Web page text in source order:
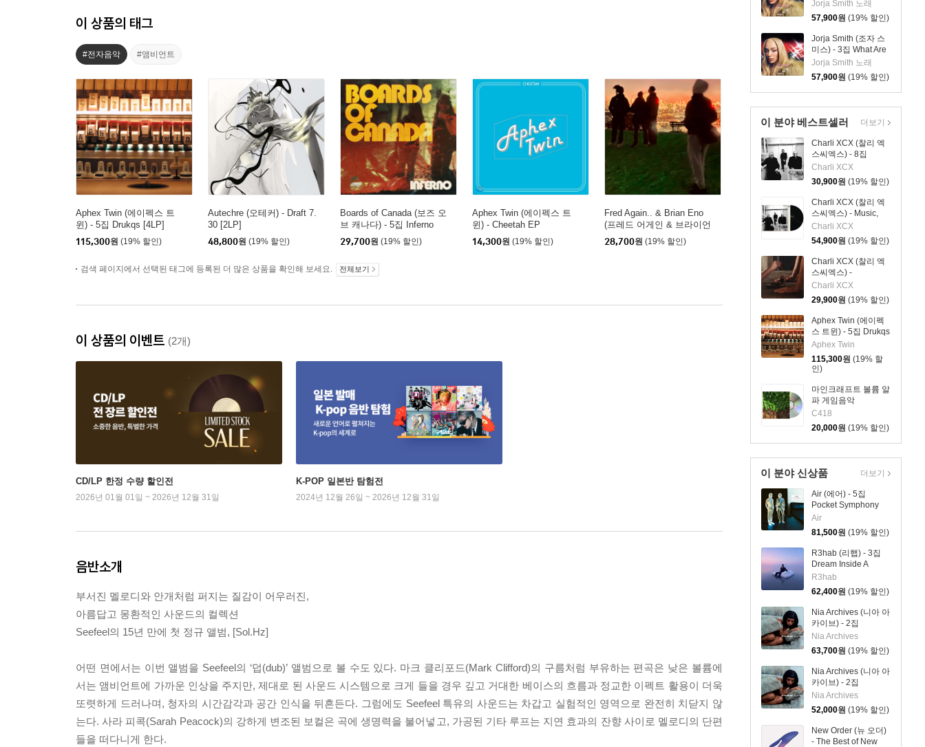
지 컬러 LP]
Jorja Smith 노래
57,900원 (19% 할인)
Jorja Smith (조자 스
미스) - 3집 What Are
The Odds [심플 바이
올렛 컬러 LP]
Jorja Smith 노래
57,900원 (19% 할인)
이 분야 베스트셀러
Charli XCX (찰리 엑
스씨엑스) - 8집
Music, Fashion, Film
Charli XCX
30,900원 (19% 할인)
Charli XCX (찰리 엑
스씨엑스) - Music,
Fashion, Film [LP]
Charli XCX
54,900원 (19% 할인)
Charli XCX (찰리 엑
스씨엑스) -
Wuthering Heights
Charli XCX
29,900원 (19% 할인)
Aphex Twin (에이펙
스 트윈) - 5집 Drukqs
[4LP]
Aphex Twin
115,300원 (19% 할
인)
마인크래프트 볼륨 알
파 게임음악
(Minecraft Volume
Alpha OST by C418)
C418
20,000원 (19% 할인)
더보기
이 분야 신상품
Air (에어) - 5집
Pocket Symphony
[클리어 컬러 2LP]
Air
81,500원 (19% 할인)
R3hab (리햅) - 3집
Dream Inside A
Dream [마블 컬러 LP]
R3hab
62,400원 (19% 할인)
Nia Archives (니아 아
카이브) - 2집
Emotional Junglist
[블랙 & 화이트 마블
컬러 LP]
Nia Archives
63,700원 (19% 할인)
Nia Archives (니아 아
카이브) - 2집
Emotional Junglist
[LP]
Nia Archives
52,000원 (19% 할인)
New Order (뉴 오더)
- The Best of New
더보기
이 상품의 태그
#전자음악 #앰비언트
Aphex Twin (에이펙스 트
윈) - 5집 Drukqs [4LP]
115,300원 (19% 할인)
Autechre (오테커) - Draft 7.
30 [2LP]
48,800원 (19% 할인)
Boards of Canada (보즈 오
브 캐나다) - 5집 Inferno
29,700원 (19% 할인)
Aphex Twin (에이펙스 트
윈) - Cheetah EP
14,300원 (19% 할인)
Fred Again.. & Brian Eno
(프레드 어게인 & 브라이언
이노) - Secret Life
28,700원 (19% 할인)
검색 페이지에서 선택된 태그에 등록된 더 많은 상품을 확인해 보세요. 전체보기
이 상품의 이벤트 (2개)
CD/LP 한정 수량 할인전
2026년 01월 01일 ~ 2026년 12월 31일
K-POP 일본반 탐험전
2024년 12월 26일 ~ 2026년 12월 31일
음반소개
부서진 멜로디와 안개처럼 퍼지는 질감이 어우러진,
아름답고 몽환적인 사운드의 컬렉션
Seefeel의 15년 만에 첫 정규 앨범, [Sol.Hz]
어떤 면에서는 이번 앨범을 Seefeel의 ‘덥(dub)’ 앨범으로 볼 수도 있다. 마크 클리포드(Mark Clifford)의 구름처럼 부유하는 편곡은 낮은 볼륨에
서는 앰비언트에 가까운 인상을 주지만, 제대로 된 사운드 시스템으로 크게 들을 경우 깊고 거대한 베이스의 흐름과 정교한 이펙트 활용이 더욱
또렷하게 드러나며, 청자의 시간감각과 공간 인식을 뒤흔든다. 그럼에도 Seefeel 특유의 사운드는 차갑고 실험적인 영역으로 완전히 치닫지 않
는다. 사라 피콕(Sarah Peacock)의 강하게 변조된 보컬은 곡에 생명력을 불어넣고, 가공된 기타 루프는 지연 효과의 잔향 사이로 멜로디의 단편
들을 떠다니게 한다.